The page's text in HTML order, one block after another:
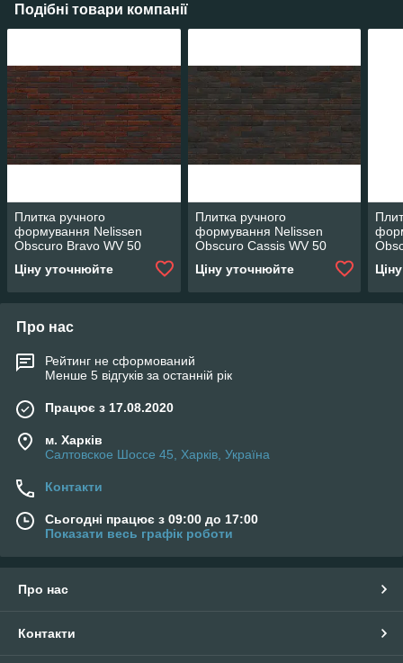
Подібні товари компанії
Плитка ручного
формування Nelissen
Obscuro Bravo WV 50
Ціну уточнюйте
Плитка ручного
формування Nelissen
Obscuro Cassis WV 50
Ціну уточнюйте
Про нас
Рейтинг не сформований
Менше 5 відгуків за останній рік
Працює з 17.08.2020
м. Харків
Салтовское Шоссе 45, Харків, Україна
Контакти
Сьогодні працює з 09:00 до 17:00
Показати весь графік роботи
Про нас
Контакти